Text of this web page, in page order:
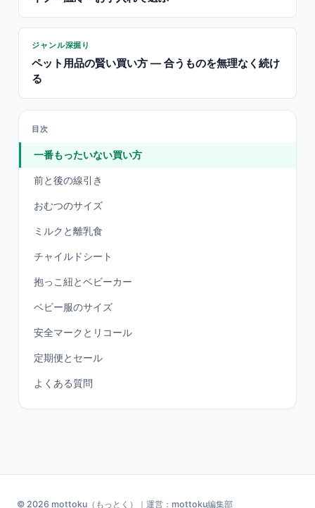
ジャンル深掘り
ペット用品の賢い買い方 — 合うものを無理なく続け
る
目次
一番もったいない買い方
前と後の線引き
おむつのサイズ
ミルクと離乳食
チャイルドシート
抱っこ紐とベビーカー
ベビー服のサイズ
安全マークとリコール
定期便とセール
よくある質問
© 2026 mottoku（もっとく）｜運営：mottoku編集部